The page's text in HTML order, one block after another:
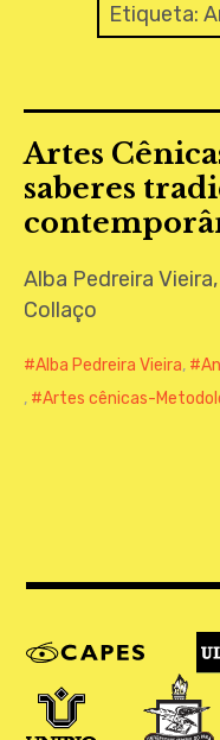
MAPEAMENTO
REVISTA IEPA
CONTATO
Etiqueta:
Artes
saberes
Alba Pedreira
Collaço
Alba Pedreira Vieira,
,
Artes cênicas-